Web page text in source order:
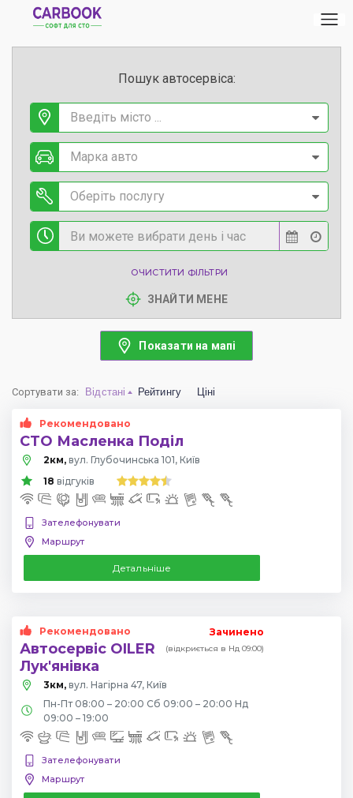
Пошук автосервіса:
Введіть місто ...
Марка авто
Оберіть послугу
ОЧИСТИТИ ФІЛЬТРИ
ЗНАЙТИ МЕНЕ
Показати на мапі
Сортувати за: Відстані Рейтингу Ціні
Рекомендовано
СТО Масленка Поділ
2км, вул. Глубочинська 101, Київ
18 відгуків
Зателефонувати
Маршрут
Детальніше
Рекомендовано
Автосервіс OILER
Лук'янівка
Зачинено
(відкриється в Нд 09:00)
3км, вул. Нагірна 47, Київ
Пн-Пт 08:00 – 20:00 Сб 09:00 – 20:00 Нд
09:00 – 19:00
Зателефонувати
Маршрут